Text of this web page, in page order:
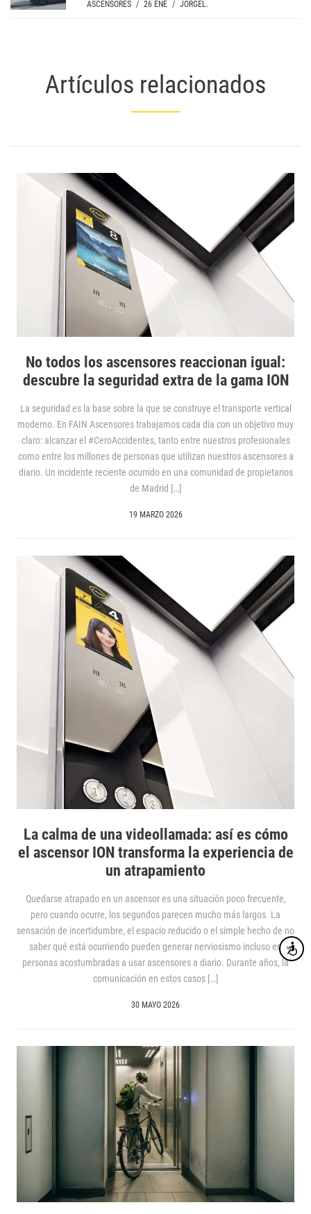
ASCENSORES / 26 ENE / JORGEL.
Artículos relacionados
No todos los ascensores reaccionan igual:
descubre la seguridad extra de la gama ION
La seguridad es la base sobre la que se construye el transporte vertical
moderno. En FAIN Ascensores trabajamos cada día con un objetivo muy
claro: alcanzar el #CeroAccidentes, tanto entre nuestros profesionales
como entre los millones de personas que utilizan nuestros ascensores a
diario. Un incidente reciente ocurrido en una comunidad de propietarios
de Madrid […]
19 MARZO 2026
La calma de una videollamada: así es cómo
el ascensor ION transforma la experiencia de
un atrapamiento
Quedarse atrapado en un ascensor es una situación poco frecuente,
pero cuando ocurre, los segundos parecen mucho más largos. La
sensación de incertidumbre, el espacio reducido o el simple hecho de no
saber qué está ocurriendo pueden generar nerviosismo incluso en
personas acostumbradas a usar ascensores a diario. Durante años, la
comunicación en estos casos […]
30 MAYO 2026